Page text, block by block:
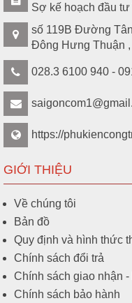
Sợ kế hoạch đầu tư
số 119B Đường
Đông Hưng Thuận ,
028.3 6100 940 -
https://
GIỚI THIỆU
Về chúng tôi
Bản đồ
Quy định và hình thức
Chính sách đổi trả
Chính sách giao nhận -
Chính sách bảo hành